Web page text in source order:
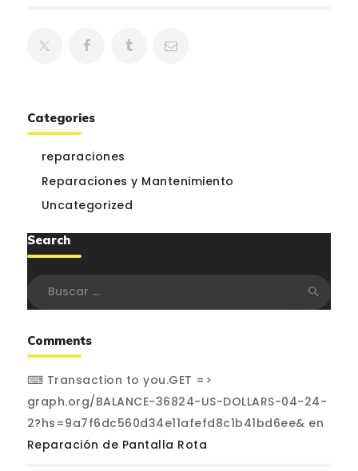
Categories
reparaciones
Reparaciones y Mantenimiento
Uncategorized
Search
Comments
⌨ Transaction to you.GET =>
graph.org/BALANCE-36824-US-DOLLARS-04-24-
2?hs=9a7f6dc560d34e11afefd8c1b41bd6ee& en
Reparación de Pantalla Rota